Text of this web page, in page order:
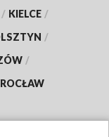
/ KIELCE /
/
/